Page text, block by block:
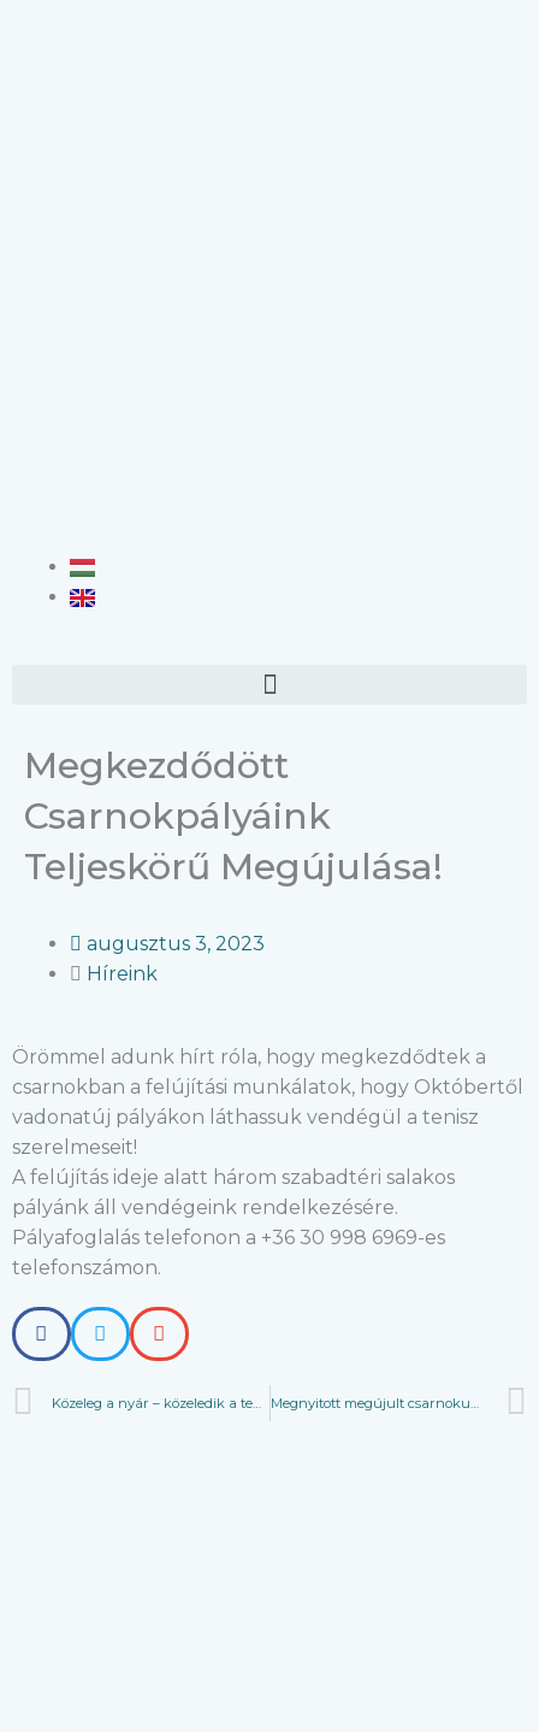
Menu
Megkezdődött
Csarnokpályáink
Teljeskörű Megújulása!
augusztus 3, 2023
Híreink
Örömmel adunk hírt róla, hogy megkezdődtek a
csarnokban a felújítási munkálatok, hogy Októbertől
vadonatúj pályákon láthassuk vendégül a tenisz
szerelmeseit!
A felújítás ideje alatt három szabadtéri salakos
pályánk áll vendégeink rendelkezésére.
Pályafoglalás telefonon a +36 30 998 6969-es
telefonszámon.
Prev